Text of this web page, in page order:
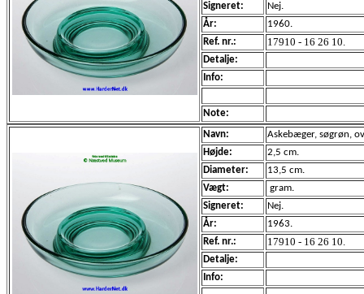
Signeret:
Nej.
År:
1960.
Ref. nr.:
17910 - 16 26 10.
Detalje:
Info:
Note:
Navn:
Askebæger, søgrøn,
Højde:
2,5 cm.
Diameter:
13,5 cm.
Vægt:
gram.
Signeret:
Nej.
År:
1963.
Ref. nr.:
17910 - 16 26 10.
Detalje:
Info: